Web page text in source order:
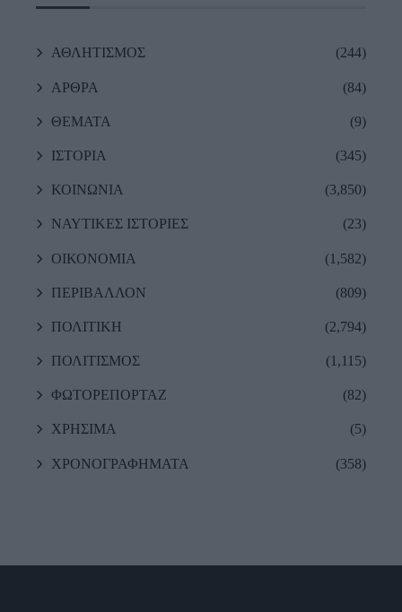
ΑΘΛΗΤΙΣΜΟΣ (244)
ΑΡΘΡΑ (84)
ΘΕΜΑΤΑ (9)
ΙΣΤΟΡΙΑ (345)
ΚΟΙΝΩΝΙΑ (3,850)
ΝΑΥΤΙΚΕΣ ΙΣΤΟΡΙΕΣ (23)
ΟΙΚΟΝΟΜΙΑ (1,582)
ΠΕΡΙΒΑΛΛΟΝ (809)
ΠΟΛΙΤΙΚΗ (2,794)
ΠΟΛΙΤΙΣΜΟΣ (1,115)
ΦΩΤΟΡΕΠΟΡΤΑΖ (82)
ΧΡΗΣΙΜΑ (5)
ΧΡΟΝΟΓΡΑΦΗΜΑΤΑ (358)